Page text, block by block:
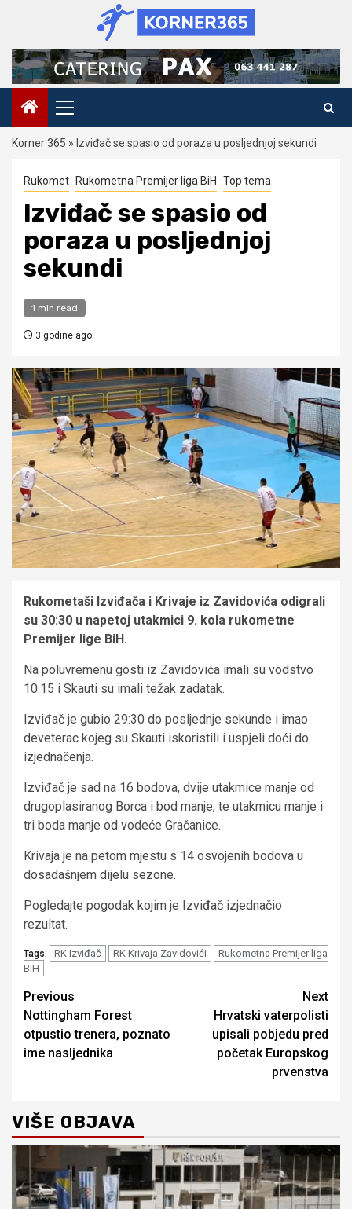
content
Primary
Menu
Korner 365 » Izviđač se spasio od poraza u posljednjoj sekundi
Rukomet Rukometna Premijer liga BiH Top tema
Izviđač se spasio od
poraza u posljednjoj
sekundi
1 min read
3 godine ago
Rukometaši Izviđača i Krivaje iz Zavidovića odigrali
su 30:30 u napetoj utakmici 9. kola rukometne
Premijer lige BiH.
Na poluvremenu gosti iz Zavidovića imali su vodstvo
10:15 i Skauti su imali težak zadatak.
Izviđač je gubio 29:30 do posljednje sekunde i imao
deveterac kojeg su Skauti iskoristili i uspjeli doći do
izjednačenja.
Izviđač je sad na 16 bodova, dvije utakmice manje od
drugoplasiranog Borca i bod manje, te utakmicu manje i
tri boda manje od vodeće Gračanice.
Krivaja je na petom mjestu s 14 osvojenih bodova u
dosadašnjem dijelu sezone.
Pogledajte pogodak kojim je Izviđač izjednačio
rezultat.
Tags: RK Izviđač RK Krivaja Zavidovići
Rukometna Premijer liga
BiH
Continue
Reading
Previous
Nottingham Forest
otpustio trenera, poznato
ime nasljednika
Next
Hrvatski vaterpolisti
upisali pobjedu pred
početak Europskog
prvenstva
VIŠE OBJAVA